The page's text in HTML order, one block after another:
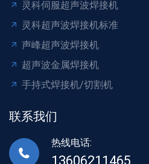
灵科伺服超声波焊接机
灵科超声波焊接机标准
声峰超声波焊接机
超声波金属焊接机
手持式焊接机/切割机
联系我们
热线电话:
13606211465